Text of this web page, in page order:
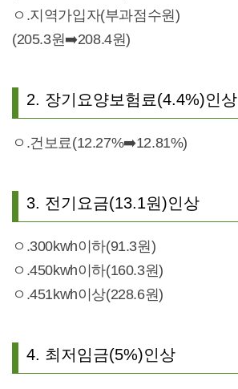
ㅇ.지역가입자(부과점수원)
(205.3원➡️208.4원)
2. 장기요양보험료(4.4%)인상
ㅇ.건보료(12.27%➡️12.81%)
3. 전기요금(13.1원)인상
ㅇ.300kwh이하(91.3원)
ㅇ.450kwh이하(160.3원)
ㅇ.451kwh이상(228.6원)
4. 최저임금(5%)인상